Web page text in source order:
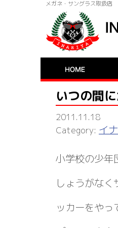
メガネ・サングラス取扱店
いつの間
2011.11.18
イ
小学校の少年
しょうがな
ッカーをやっ